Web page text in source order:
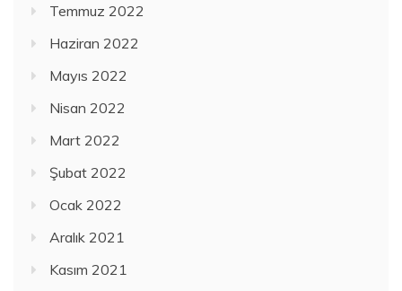
Temmuz 2022
Haziran 2022
Mayıs 2022
Nisan 2022
Mart 2022
Şubat 2022
Ocak 2022
Aralık 2021
Kasım 2021